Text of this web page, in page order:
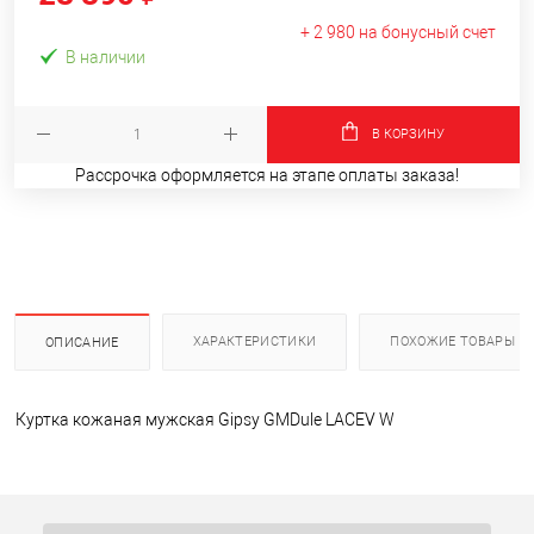
+ 2 980 на бонусный счет
В наличии
В КОРЗИНУ
Рассрочка оформляется на этапе оплаты заказа!
ОПИСАНИЕ ХАРАКТЕРИСТИКИ ПОХОЖИЕ ТОВАРЫ
Куртка кожаная мужская Gipsy GMDule LACEV W